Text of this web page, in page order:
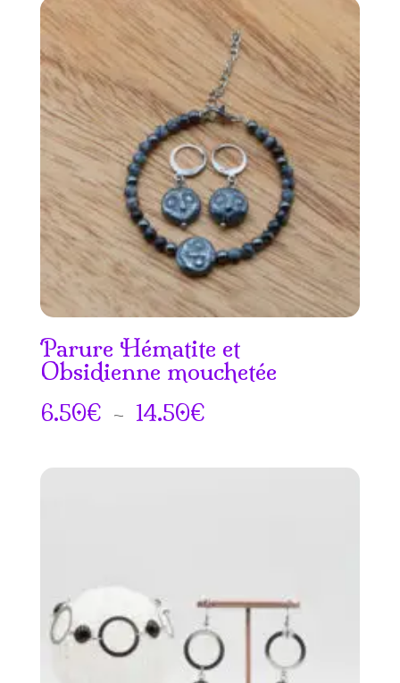
Parure Hématite et
Obsidienne mouchetée
6.50€ – 14.50€Plage